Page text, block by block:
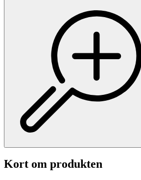
Kort om produkten